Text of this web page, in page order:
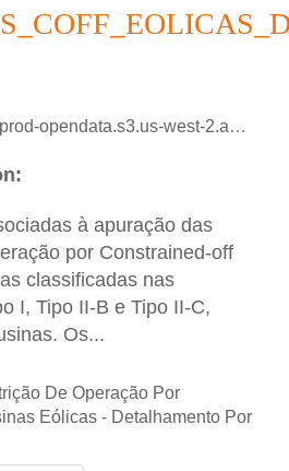
dataset/restricao_coff_eolica_detail_tm/RESTRICAO_COFF_EOLICA_DETAIL_2021_12.csv
à apuração das
por Constrained-off
classificadas nas
I, Tipo II-B e Tipo II-C,
Os...
De Operação Por
Eólicas - Detalhamento Por